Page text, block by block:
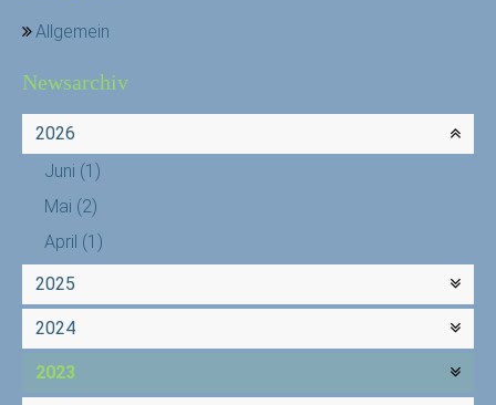
Allgemein
Newsarchiv
2026
Juni (1)
Mai (2)
April (1)
2025
2024
2023